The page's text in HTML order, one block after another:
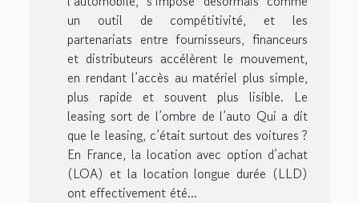
un outil de compétitivité, et les
partenariats entre fournisseurs, financeurs
et distributeurs accélèrent le mouvement,
en rendant l’accès au matériel plus simple,
plus rapide et souvent plus lisible. Le
leasing sort de l’ombre de l’auto Qui a dit
que le leasing, c’était surtout des voitures ?
En France, la location avec option d’achat
(LOA) et la location longue durée (LLD)
ont effectivement été...